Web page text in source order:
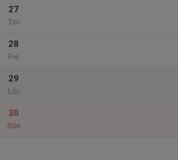
27
Tor
28
Fre
29
Lör
30
Sön